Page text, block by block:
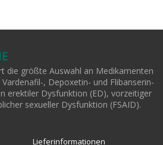
die größte Auswahl an Medikamenten
, Depoxetin- und Flibanserin-
erektiler Dysfunktion (ED), vorzeitiger
sexueller Dysfunktion (FSAID).
Lieferinformationen